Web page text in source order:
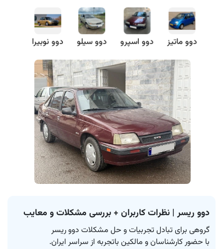
دوو ماتیز دوو اسپرو دوو سیلو دوو نوبیرا
دوو ریسر | نظرات کاربران + بررسی مشکلات و معایب
با حضور کارشناسان و مالکین باتجربه از سراسر ایران.